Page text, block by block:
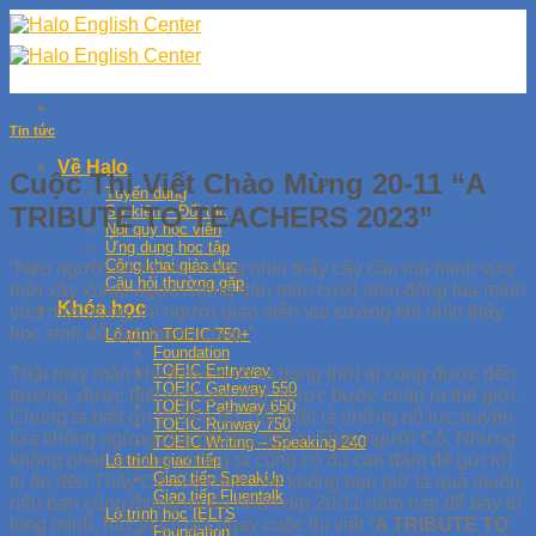
Skip
to
content
Về Halo
Tuyển dụng
Sự kiện – Đối tác
Nội quy học viên
Ứng dụng học tập
Công khai giáo dục
Câu hỏi thường gặp
Khóa học
Lộ trình TOEIC 750+
Foundation
TOEIC Entryway
TOEIC Gateway 550
TOEIC Pathway 650
TOEIC Runway 750
TOEIC Writing – Speaking 240
Lộ trình giao tiếp
Giao tiếp SpeakUp
Giao tiếp Fluentalk
Lộ trình học IELTS
Foundation
Tin tức
Cuộc Thi Viết Chào Mừng 20-11 “A
TRIBUTE TO TEACHERS 2023”
“Nếu người kỹ sư vui mừng nhìn thấy cây cầu mà mình vừa
mới xây xong, người nông dân mỉm cười nhìn đồng lúa mình
vừa mới trồng, thì người giáo viên vui sướng khi nhìn thấy
học sinh đỗ đạt, thành công.”
Thật may mắn khi được sinh ra trong thời ai cũng được đến
trường, được biết mặt con chữ, được bước chân ra thế giới.
Chúng ta biết ơn vì điều đó, đặc biệt là những nỗ lực truyền
lửa không ngừng của những người Thầy người Cô. Nhưng
không phải ai trong chúng ta cũng có đủ can đảm để gửi lời
tri ân đến Thầy Cô của mình. Sẽ không bao giờ là quá muộn,
nếu bạn cũng mong muốn nhân dịp 20/11 năm nay để bày tỏ
lòng mình, hãy tham gia ngay cuộc thi viết “A TRIBUTE TO